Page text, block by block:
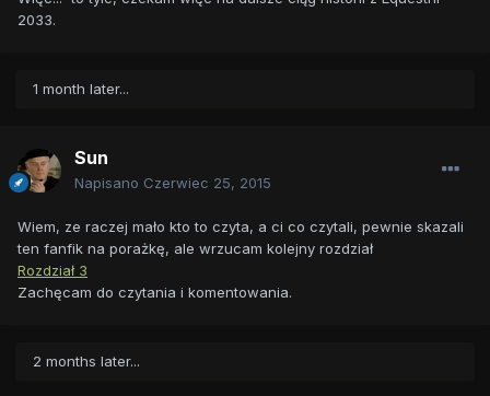
2033.
1 month later...
Sun
Napisano Czerwiec 25, 2015
Wiem, ze raczej mało kto to czyta, a ci co czytali, pewnie skazali
ten fanfik na porażkę, ale wrzucam kolejny rozdział
Rozdział 3
Zachęcam do czytania i komentowania.
2 months later...